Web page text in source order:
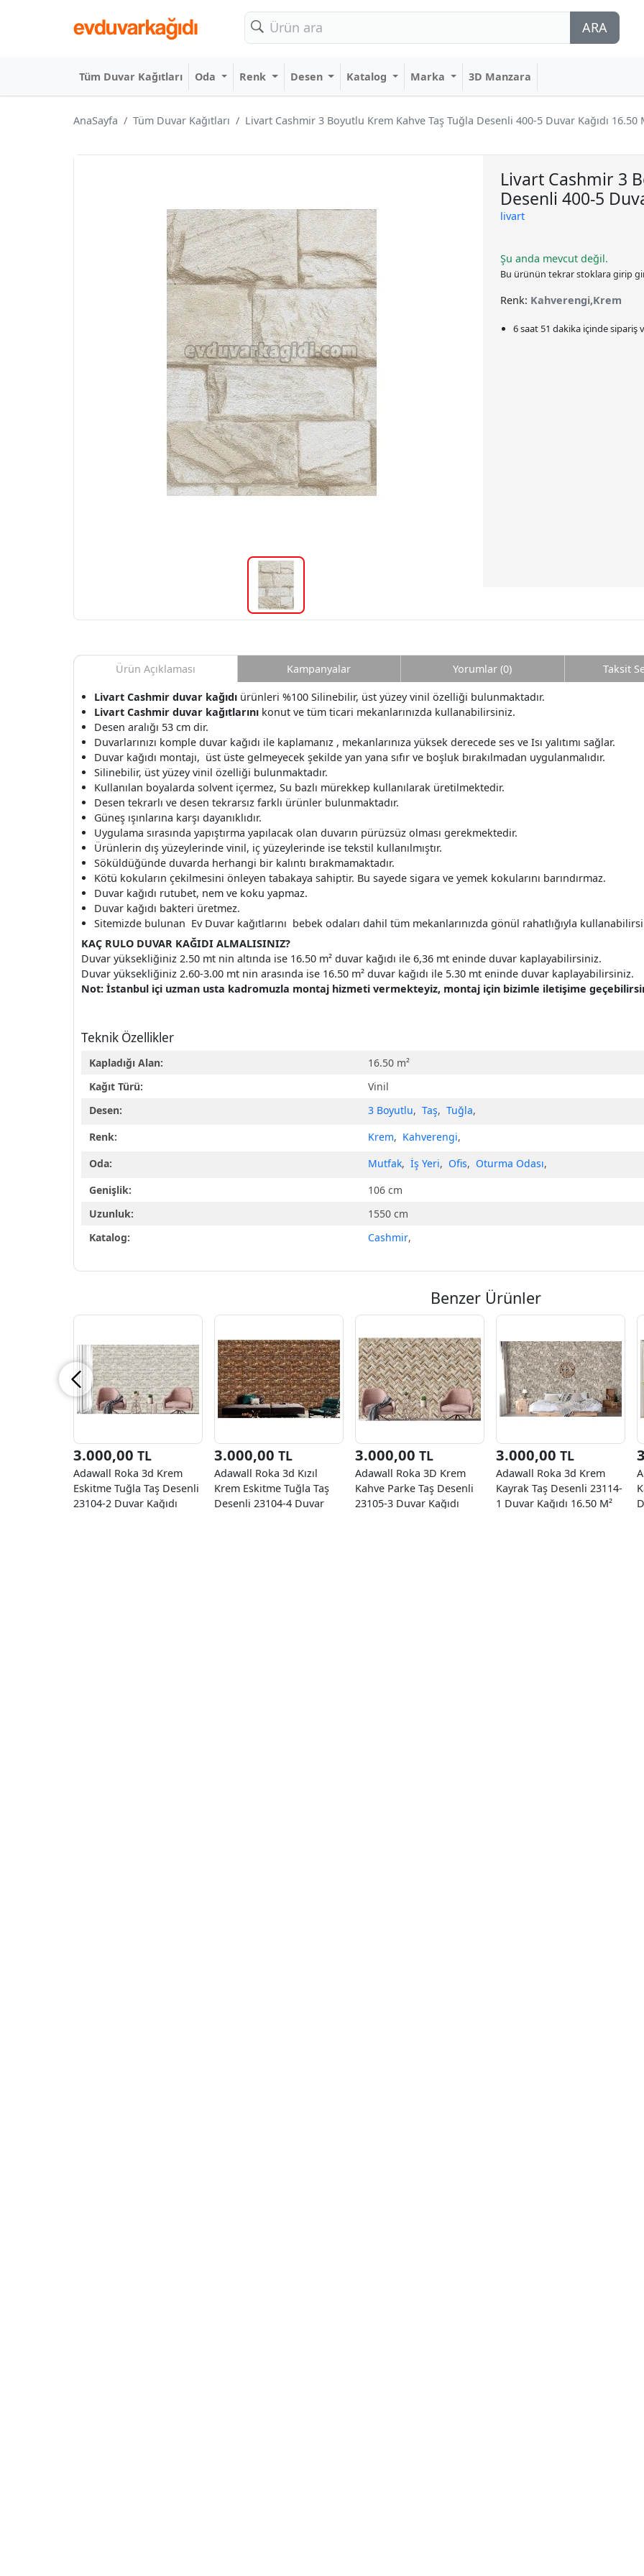
ARA
Tüm Duvar Kağıtları Oda Renk Desen Katalog Marka 3D Manzara
AnaSayfa Tüm Duvar Kağıtları Livart Cashmir 3 Boyutlu Krem Kahve Taş Tuğla Desenli 400-5 Duvar Kağıdı 16.50
Livart Cashmir 3
Desenli 400-5
livart
Şu anda mevcut değil.
Bu ürünün tekrar stoklara girip
Renk: Kahverengi,Krem
6 saat 51 dakika içinde sipariş
Ürün Açıklaması
Livart Cashmir duvar kağıdı ürünleri %100 Silinebilir, üst yüzey vinil özelliği bulunmaktadır.
Livart Cashmir duvar kağıtlarını konut ve tüm ticari mekanlarınızda kullanabilirsiniz.
Desen aralığı 53 cm dir.
Duvarlarınızı komple duvar kağıdı ile kaplamanız , mekanlarınıza yüksek derecede ses ve Isı yalıtımı sağlar.
Duvar kağıdı montajı, üst üste gelmeyecek şekilde yan yana sıfır ve boşluk bırakılmadan uygulanmalıdır.
Silinebilir, üst yüzey vinil özelliği bulunmaktadır.
Kullanılan boyalarda solvent içermez, Su bazlı mürekkep kullanılarak üretilmektedir.
Desen tekrarlı ve desen tekrarsız farklı ürünler bulunmaktadır.
Güneş ışınlarına karşı dayanıklıdır.
Uygulama sırasında yapıştırma yapılacak olan duvarın pürüzsüz olması gerekmektedir.
Ürünlerin dış yüzeylerinde vinil, iç yüzeylerinde ise tekstil kullanılmıştır.
Söküldüğünde duvarda herhangi bir kalıntı bırakmamaktadır.
Kötü kokuların çekilmesini önleyen tabakaya sahiptir. Bu sayede sigara ve yemek kokularını barındırmaz.
Duvar kağıdı rutubet, nem ve koku yapmaz.
Duvar kağıdı bakteri üretmez.
Sitemizde bulunan Ev Duvar kağıtlarını bebek odaları dahil tüm mekanlarınızda gönül rahatlığıyla
KAÇ RULO DUVAR KAĞIDI ALMALISINIZ?
Duvar yüksekliğiniz 2.50 mt nin altında ise 16.50 m² duvar kağıdı ile 6,36 mt eninde duvar kaplayabilirsiniz.
Duvar yüksekliğiniz 2.60-3.00 mt nin arasında ise 16.50 m² duvar kağıdı ile 5.30 mt eninde duvar kaplayabilirsiniz.
Not: İstanbul içi uzman usta kadromuzla montaj hizmeti vermekteyiz, montaj için bizimle iletişime
Teknik Özellikler
Kapladığı Alan:
16.50 m²
Kağıt Türü:
Vinil
Desen:
3 Boyutlu, Taş, Tuğla,
Renk:
Krem, Kahverengi,
Oda:
Mutfak, İş Yeri, Ofis, Oturma Odası,
Genişlik:
106 cm
Uzunluk:
1550 cm
Katalog:
Cashmir,
Kampanyalar Yorumlar (0) Taksit
Benzer Ürünler
3.000,00 TL
Adawall Roka 3d Krem
Eskitme Tuğla Taş Desenli
23104-2 Duvar Kağıdı
3.000,00 TL
Adawall Roka 3d Kızıl
Krem Eskitme Tuğla Taş
Desenli 23104-4 Duvar
3.000,00 TL
Adawall Roka 3D Krem
Kahve Parke Taş Desenli
23105-3 Duvar Kağıdı
3.000,00 TL
Adawall Roka 3d Krem
Kayrak Taş Desenli 23114-
1 Duvar Kağıdı 16.50 M²